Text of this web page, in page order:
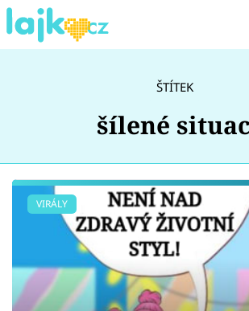
Témata
Showbyznys
Youtubeři
ŠTÍTEK
šílené
VIRÁLY